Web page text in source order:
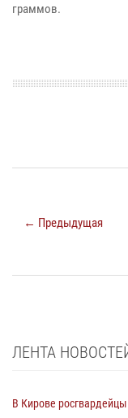
граммов.
← Предыдущая
ЛЕНТА
В Кирове